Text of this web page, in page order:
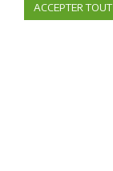
ACCEPTER TOUT